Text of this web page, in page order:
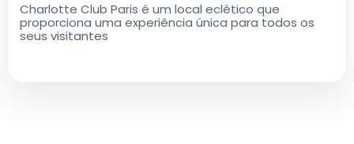
Charlotte Club Paris é um local eclético que
proporciona uma experiência única para todos os
seus visitantes